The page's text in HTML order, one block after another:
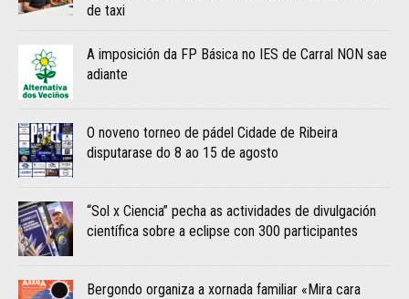
de taxi
A imposición da FP Básica no IES de Carral NON sae
adiante
O noveno torneo de pádel Cidade de Ribeira
disputarase do 8 ao 15 de agosto
“Sol x Ciencia” pecha as actividades de divulgación
científica sobre a eclipse con 300 participantes
Bergondo organiza a xornada familiar «Mira cara